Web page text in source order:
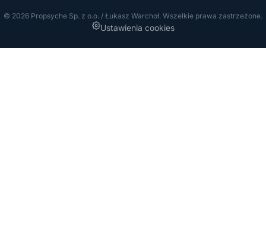
© 2026 Propsyche Sp. z o.o. / Łukasz Warchoł. Wszelkie prawa zastrzeżone.
Ustawienia cookies